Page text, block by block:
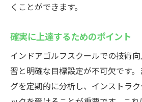
くことができます。
確実に上達するためのポイント
インドアゴルフスクールでの技術
習と明確な目標設定が不可欠です
グを定期的に分析し、インストラ